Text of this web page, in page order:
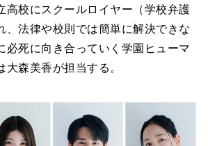
高校にスクールロイヤー（学校弁護
、法律や校則では簡単に解決できな
必死に向き合っていく学園ヒューマ
森美香が担当する。